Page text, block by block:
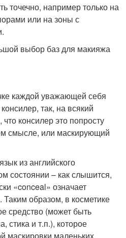
точечно, например только на
или на зоны с
выбор баз для макияжа
каждой уважающей себя
так, на всякий
консилер это попросту
смысле, или маскирующий
из английского
состоянии – как слышится,
«conceal» означает
Таким образом, в косметике
средство (может быть
стика и т.п.), которое